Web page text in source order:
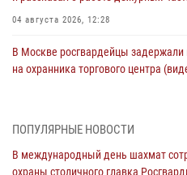
04 августа 2026, 12:28
В Москве росгвардейцы
на охранника торгового центра
В Главном управлении Росгвардии
03 августа 2026, 13:00
ПОПУЛЯРНЫЕ НОВОСТИ
В международный день шахмат
охраны столичного главка